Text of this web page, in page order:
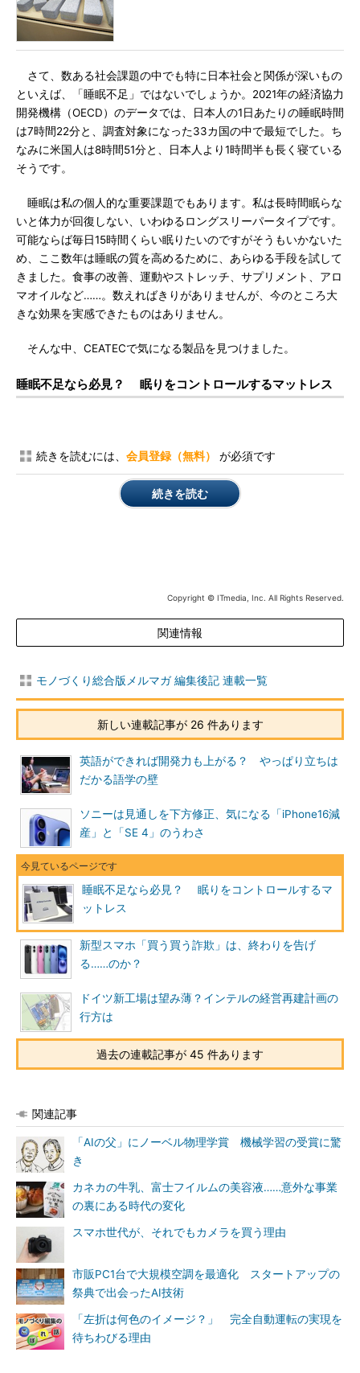
さて、数ある社会課題の中でも特に日本社会と関係が深いもの
といえば、「睡眠不足」ではないでしょうか。2021年の経済協力
開発機構（OECD）のデータでは、日本人の1日あたりの睡眠時間
は7時間22分と、調査対象になった33カ国の中で最短でした。ち
なみに米国人は8時間51分と、日本人より1時間半も長く寝ている
そうです。
睡眠は私の個人的な重要課題でもあります。私は長時間眠らな
いと体力が回復しない、いわゆるロングスリーパータイプです。
可能ならば毎日15時間くらい眠りたいのですがそうもいかないた
め、ここ数年は睡眠の質を高めるために、あらゆる手段を試して
きました。食事の改善、運動やストレッチ、サプリメント、アロ
マオイルなど……。数えればきりがありませんが、今のところ大
きな効果を実感できたものはありません。
そんな中、CEATECで気になる製品を見つけました。
睡眠不足なら必見？ 眠りをコントロールするマットレス
続きを読むには、 会員登録（無料） が必須です
続きを読む
Copyright © ITmedia, Inc. All Rights Reserved.
関連情報
モノづくり総合版メルマガ 編集後記 連載一覧
新しい連載記事が 26 件あります
英語ができれば開発力も上がる？ やっぱり立ちは
だかる語学の壁
ソニーは見通しを下方修正、気になる「iPhone16減
産」と「SE 4」のうわさ
睡眠不足なら必見？ 眠りをコントロールするマ
ットレス
新型スマホ「買う買う詐欺」は、終わりを告げ
る……のか？
ドイツ新工場は望み薄？インテルの経営再建計画の
行方は
過去の連載記事が 45 件あります
関連記事
「AIの父」にノーベル物理学賞 機械学習の受賞に驚
き
カネカの牛乳、富士フイルムの美容液……意外な事業
の裏にある時代の変化
スマホ世代が、それでもカメラを買う理由
市販PC1台で大規模空調を最適化 スタートアップの
祭典で出会ったAI技術
「左折は何色のイメージ？」 完全自動運転の実現を
待ちわびる理由